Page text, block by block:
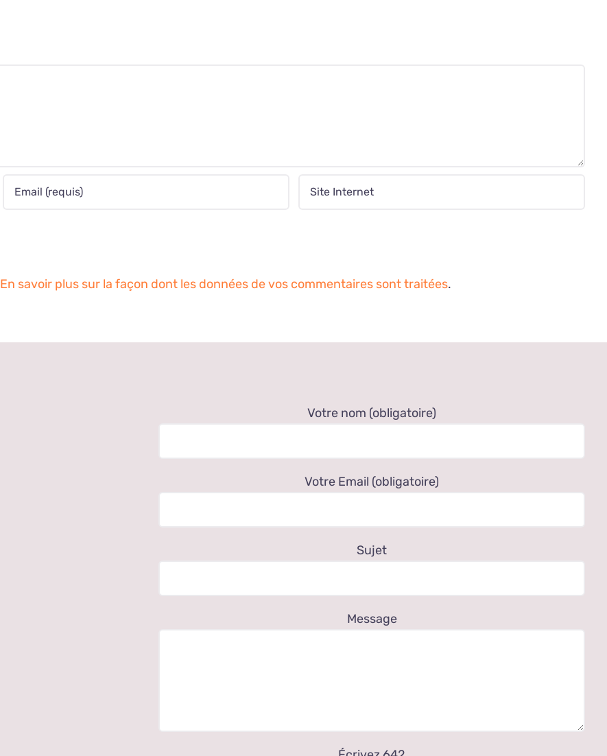
En savoir plus sur la façon dont les données de vos commentaires sont traitées.
Votre nom (obligatoire)
Votre Email (obligatoire)
Sujet
Message